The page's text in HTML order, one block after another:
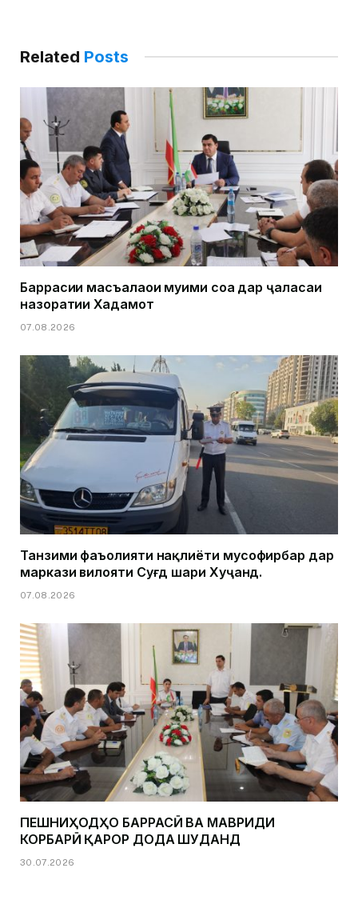
Related Posts
Баррасии масъалаҳои муҳими соҳа дар ҷаласаи
назоратии Хадамот
07.08.2026
Танзими фаъолияти нақлиёти мусофирбар дар
маркази вилояти Суғд шаҳри Хуҷанд.
07.08.2026
ПЕШНИҲОДҲО БАРРАСӢ ВА МАВРИДИ
КОРБАРӢ ҚАРОР ДОДА ШУДАНД
30.07.2026